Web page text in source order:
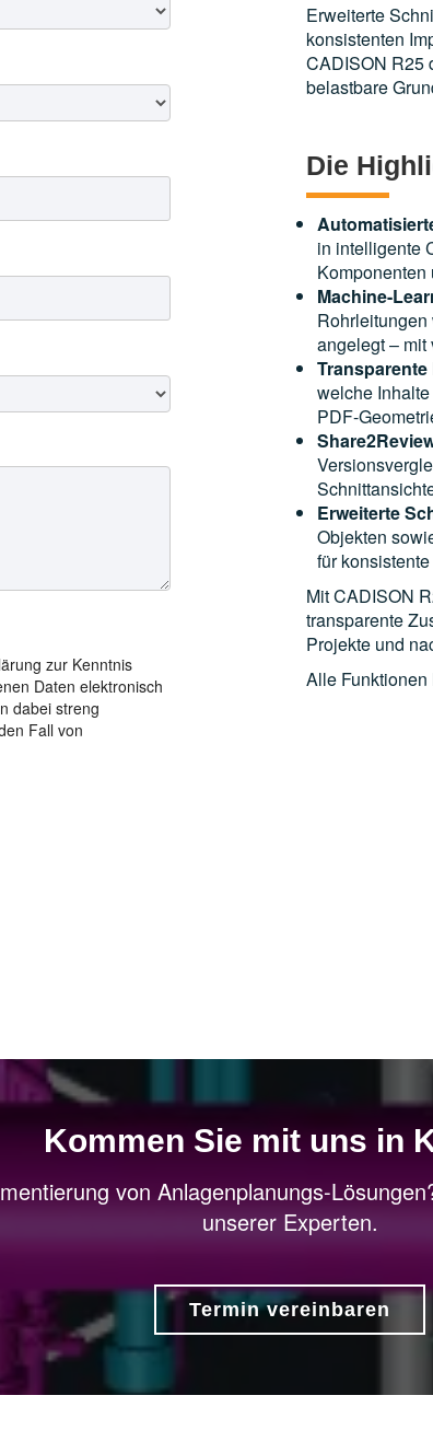
zur Kenntnis
Daten elektronisch
dabei streng
Fall von
Erweiterte
konsistenten
CADISON R25
belastbare
Die
in intelligente
Komponenten
Machine-
angelegt –
welche
PDF-
Erweiterte
Objekten
für
Mit CADISON
transparente
Projekte und
Alle
Kommen Sie mit uns in
von Anlagenplanungs-
unserer Experten.
Termin vereinbaren